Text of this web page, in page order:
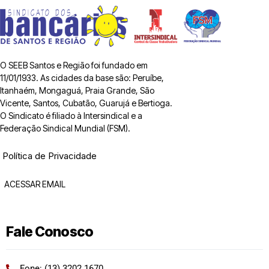
O SEEB Santos e Região foi fundado em
11/01/1933. As cidades da base são: Peruíbe,
Itanhaém, Mongaguá, Praia Grande, São
Vicente, Santos, Cubatão, Guarujá e Bertioga.
O Sindicato é filiado à Intersindical e a
Federação Sindical Mundial (FSM).
Política de Privacidade
ACESSAR EMAIL
Fale Conosco